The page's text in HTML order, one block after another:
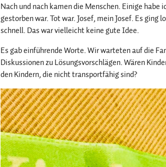
Nach und nach kamen die Menschen. Einige
gestorben war. Tot war. Josef, mein Josef. Es
schnell. Das war vielleicht keine gute Idee.
Es gab einführende Worte. Wir warteten auf die
Diskussionen zu Lösungsvorschlägen. Wären
den Kindern, die nicht transportfähig sind?